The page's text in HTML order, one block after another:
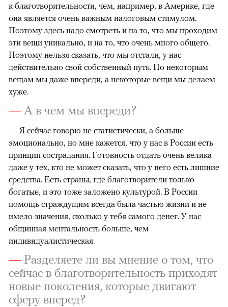
к благотворительности, чем, например, в Америке, где
она является очень важным налоговым стимулом.
Поэтому здесь надо смотреть и на то, что мы проходим
эти вещи уникально, и на то, что очень много общего.
Поэтому нельзя сказать, что мы отстали, у нас
действительно свой собственный путь. По некоторым
вещам мы даже впереди, а некоторые вещи мы делаем
хуже.
—А в чем мы впереди?
— Я сейчас говорю не статистически, а больше
эмоционально, но мне кажется, что у нас в России есть
принцип сострадания. Готовность отдать очень велика
даже у тех, кто не может сказать, что у него есть лишние
средства. Есть страны, где благотворители только
богатые, и это тоже заложено культурой. В России
помощь страждущим всегда была частью жизни и не
имело значения, сколько у тебя самого денег. У нас
общинная ментальность больше, чем
индивидуалистическая.
—Разделяете ли вы мнение о том, что
сейчас в благотворительность приходят
новые поколения, которые двигают
сферу вперед?